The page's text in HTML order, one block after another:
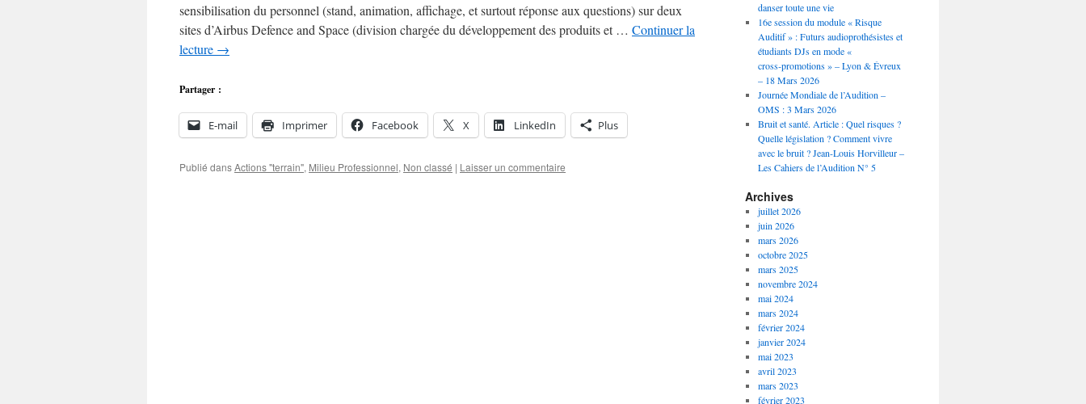
sensibilisation du personnel (stand, animation, affichage, et surtout réponse aux questions) sur deux
sites d’Airbus Defence and Space (division chargée du développement des produits et … Continuer la
lecture →
Partager :
E-mail Imprimer Facebook X LinkedIn Plus
Publié dansActions "terrain", Milieu Professionnel, Non classé | Laisser un commentaire
danser toute une vie
16e session du module « Risque
Auditif » : Futurs audioprothésistes et
étudiants DJs en mode «
cross‑promotions » – Lyon & Évreux
– 18 Mars 2026
Journée Mondiale de l’Audition –
OMS : 3 Mars 2026
Bruit et santé. Article : Quel risques ?
Quelle législation ? Comment vivre
avec le bruit ? Jean-Louis Horvilleur –
Les Cahiers de l’Audition N° 5
Archives
juillet 2026
juin 2026
mars 2026
octobre 2025
mars 2025
novembre 2024
mai 2024
mars 2024
février 2024
janvier 2024
mai 2023
avril 2023
mars 2023
février 2023